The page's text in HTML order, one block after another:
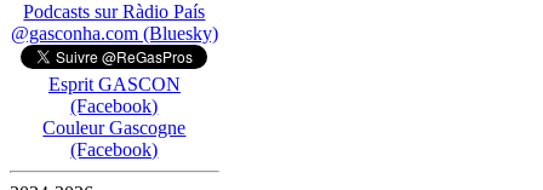
Podcasts sur Ràdio País
@gasconha.com (Bluesky)
Esprit GASCON
(Facebook)
Couleur Gascogne
(Facebook)